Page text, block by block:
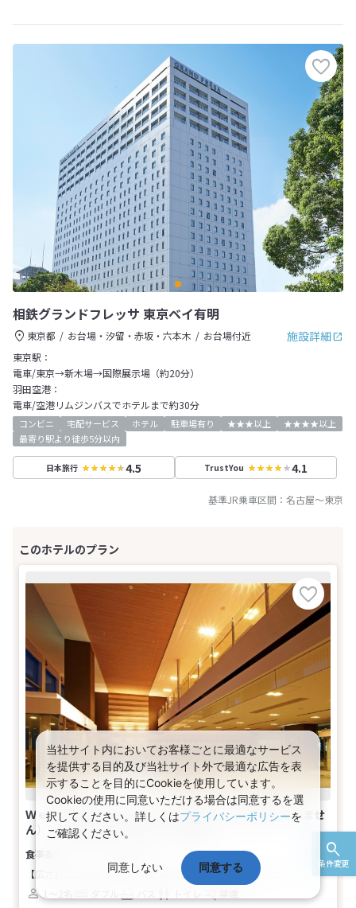
条件変更
相鉄グランドフレッサ 東京ベイ有明
施設詳細
東京都 お台場・汐留・赤坂・六本木
お台場付近
東京駅：
電車/東京→新木場→国際展示場（約20分）
羽田空港：
電車/空港リムジンバスでホテルまで約30分
コンビニ 宅配サービス ホテル 駐車場有り ★★★以上
★★★★以上
最寄り駅より徒歩5分以内
日本旅行 4.5 TrustYou 4.1
基準JR乗車区間： 名古屋～東京
Ｗｅｂコレスペシャル★（パークチケットは含まれていませ
ん） －【禁煙】ダブル(1名～2名1室)
【広さ】17.3平米
【ベッド】幅140cm×長さ203cm（1台）
1～2名
当社サイト内においてお客様ごとに最適なサービス
を提供する目的及び当社サイト外で最適な広告を表
示することを目的にCookieを使用しています。
Cookieの使用に同意いただける場合は同意するを選
択してください。詳しくはプライバシーポリシーを
ご確認ください。
同意しない 同意する